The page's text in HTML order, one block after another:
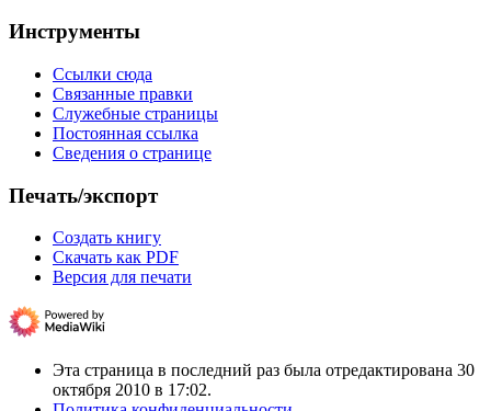
Инструменты
Ссылки сюда
Связанные правки
Служебные страницы
Постоянная ссылка
Сведения о странице
Печать/экспорт
Создать книгу
Скачать как PDF
Версия для печати
Эта страница в последний раз была отредактирована 30
октября 2010 в 17:02.